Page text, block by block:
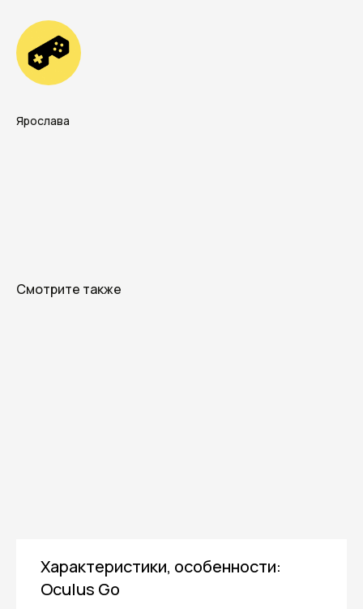
Ярослава
Смотрите также
Характеристики, особенности:
Oculus Go